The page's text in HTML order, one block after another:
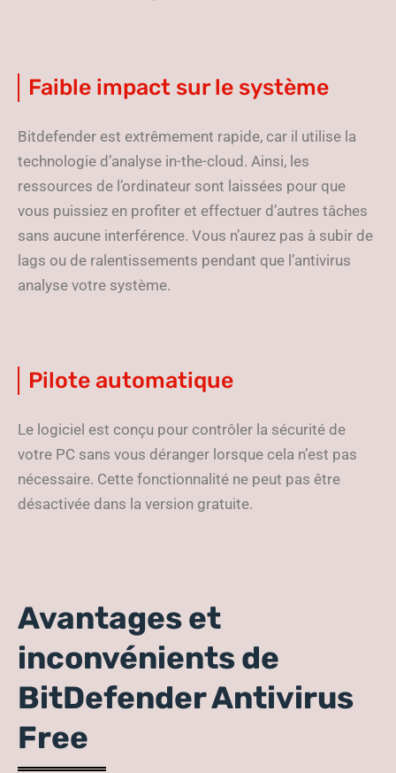
Faible impact sur le système
Bitdefender est extrêmement rapide, car il utilise la
technologie d’analyse in-the-cloud. Ainsi, les
ressources de l’ordinateur sont laissées pour que
vous puissiez en profiter et effectuer d’autres tâches
sans aucune interférence. Vous n’aurez pas à subir de
lags ou de ralentissements pendant que l’antivirus
analyse votre système.
Pilote automatique
Le logiciel est conçu pour contrôler la sécurité de
votre PC sans vous déranger lorsque cela n’est pas
nécessaire. Cette fonctionnalité ne peut pas être
désactivée dans la version gratuite.
Avantages et
inconvénients de
BitDefender Antivirus
Free